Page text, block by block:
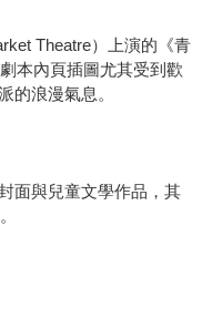
Theatre）上演的《青
本內頁插圖尤其受到歡
的浪漫氣息。
面與兒童文學作品，其